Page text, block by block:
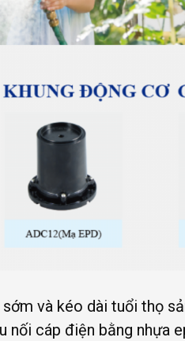
và kéo dài tuổi thọ
cáp điện bằng nhựa